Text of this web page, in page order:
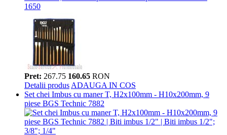
1650
Pret: 267.75 160.65 RON
Detalii produs ADAUGA IN COS
Set chei Imbus cu maner T, H2x100mm - H10x200mm, 9
piese BGS Technic 7882